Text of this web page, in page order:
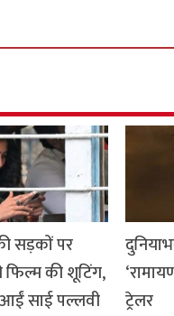
सड़कों पर
फिल्म की शूटिंग,
आईं साई पल्लवी
ट्रेलर